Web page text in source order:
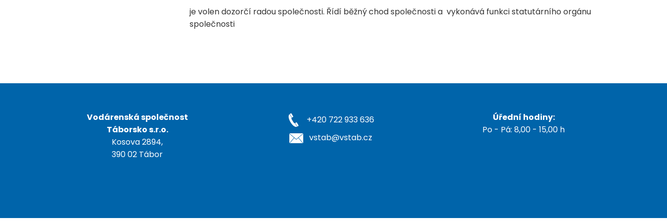
je volen dozorčí radou společnosti. Řídí běžný chod společnosti a vykonává funkci statutárního orgánu
společnosti
Vodárenská společnost
Táborsko s.r.o.
Kosova 2894,
390 02 Tábor
+420 722 933 636
vstab@vstab.cz
Úřední hodiny:
Po - Pá: 8,00 - 15,00 h